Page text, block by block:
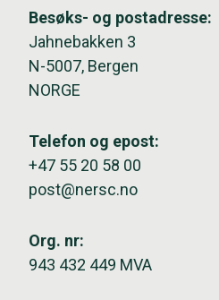
Besøks- og postadresse:
Jahnebakken 3
N-5007, Bergen
NORGE
Telefon og epost:
+47 55 20 58 00
post@nersc.no
Org. nr:
943 432 449 MVA